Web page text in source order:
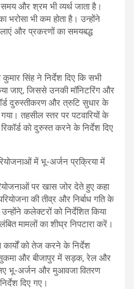
और श्रम भी व्यर्थ जाता है।
भरोसा भी कम होता है। उन्होंने
और प्रकरणों का समयबद्ध
सिंह ने निर्देश दिए कि सभी
जाए, जिससे उनकी मॉनिटरिंग और
दुरुस्तीकरण और त्रुटि सुधार के
तहसील स्तर पर पटवारियों के
को दुरुस्त करने के निर्देश दिए
में भू-अर्जन प्रक्रिया में
पर खास जोर देते हुए कहा
की तीव्र और निर्बाध गति के
कलेक्टरों को निर्देशित किया
मामलों का शीघ्र निपटारा करें।
को तेज करने के निर्देश
सुकमा और बीजापुर में सड़क, रेल और
भू-अर्जन और मुआवजा वितरण
दिए गए।